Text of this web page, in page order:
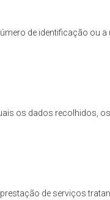
de identificação ou
os dados recolhidos,
de serviços